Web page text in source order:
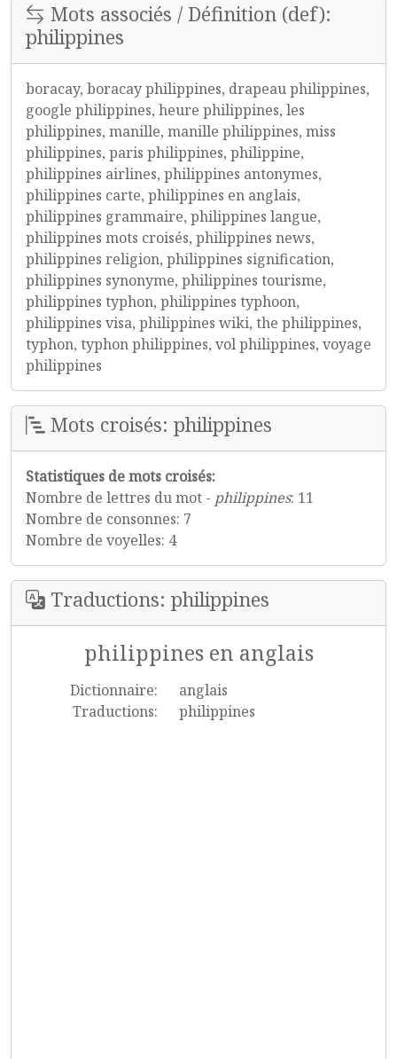
Mots associés / Définition (def):
philippines
boracay, boracay philippines, drapeau philippines,
google philippines, heure philippines, les
philippines, manille, manille philippines, miss
philippines, paris philippines, philippine,
philippines airlines, philippines antonymes,
philippines carte, philippines en anglais,
philippines grammaire, philippines langue,
philippines mots croisés, philippines news,
philippines religion, philippines signification,
philippines synonyme, philippines tourisme,
philippines typhon, philippines typhoon,
philippines visa, philippines wiki, the philippines,
typhon, typhon philippines, vol philippines, voyage
philippines
Mots croisés: philippines
Statistiques de mots croisés:
Nombre de lettres du mot - philippines: 11
Nombre de consonnes: 7
Nombre de voyelles: 4
Traductions: philippines
philippines en anglais
Dictionnaire:
anglais
Traductions:
philippines